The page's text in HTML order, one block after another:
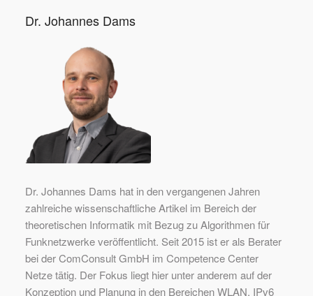
Dr. Johannes Dams
Dr. Johannes Dams
Dr. Johannes Dams hat in den vergangenen Jahren
zahlreiche wissenschaftliche Artikel im Bereich der
theoretischen Informatik mit Bezug zu Algorithmen für
Funknetzwerke veröffentlicht. Seit 2015 ist er als Berater
bei der ComConsult GmbH im Competence Center
Netze tätig. Der Fokus liegt hier unter anderem auf der
Konzeption und Planung in den Bereichen WLAN, IPv6